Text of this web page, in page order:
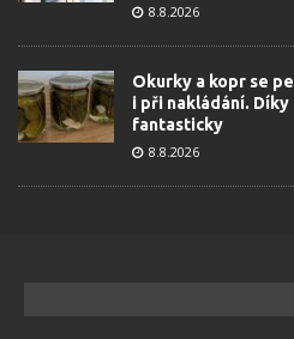
8.8.2026
Okurky a kopr se
i při nakládání.
fantasticky
8.8.2026